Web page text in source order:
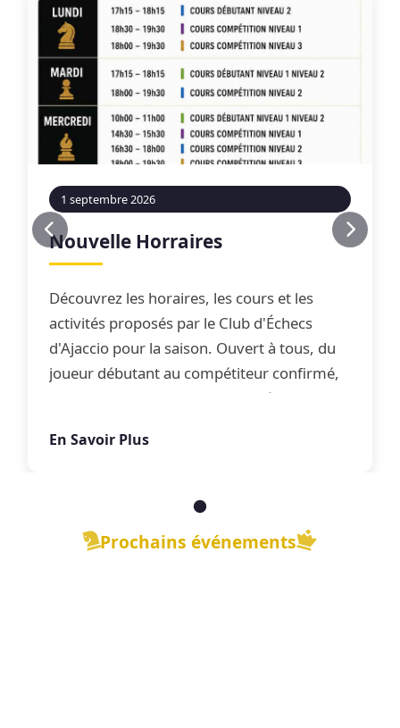
1 septembre 2026
Nouvelle Horraires
Découvrez les horaires, les cours et les
activités proposés par le Club d'Échecs
d'Ajaccio pour la saison. Ouvert à tous, du
joueur débutant au compétiteur confirmé,
le club propose une offre complète
de jeu libre dans une ambiance conviviale.
En Savoir Plus
Prochains événements